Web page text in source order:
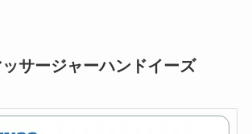
サージャーハンドイーズ